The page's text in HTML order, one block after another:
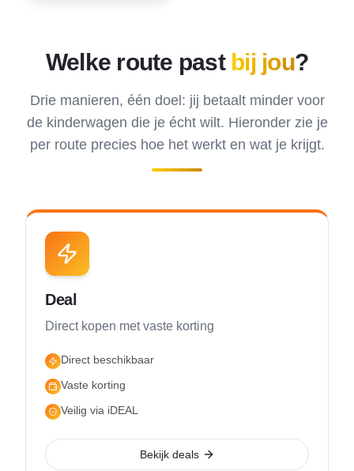
Welke route past bij jou?
Drie manieren, één doel: jij betaalt minder voor
de kinderwagen die je écht wilt. Hieronder zie je
per route precies hoe het werkt en wat je krijgt.
Deal
Direct kopen met vaste korting
Direct beschikbaar
Vaste korting
Veilig via iDEAL
Bekijk deals